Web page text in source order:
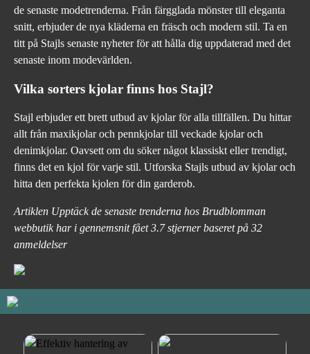
de senaste modetrenderna. Från färgglada mönster till eleganta
snitt, erbjuder de nya kläderna en fräsch och modern stil. Ta en
titt på Stajls senaste nyheter för att hålla dig uppdaterad med det
senaste inom modevärlden.
Vilka sorters kjolar finns hos Stajl?
Stajl erbjuder ett brett utbud av kjolar för alla tillfällen. Du hittar
allt från maxikjolar och pennkjolar till veckade kjolar och
denimkjolar. Oavsett om du söker något klassiskt eller trendigt,
finns det en kjol för varje stil. Utforska Stajls utbud av kjolar och
hitta den perfekta kjolen för din garderob.
Artiklen Upptäck de senaste trenderna hos Brudblomman
webbutik har i gennemsnit fået3.7stjerner baseret på 32
anmeldelser